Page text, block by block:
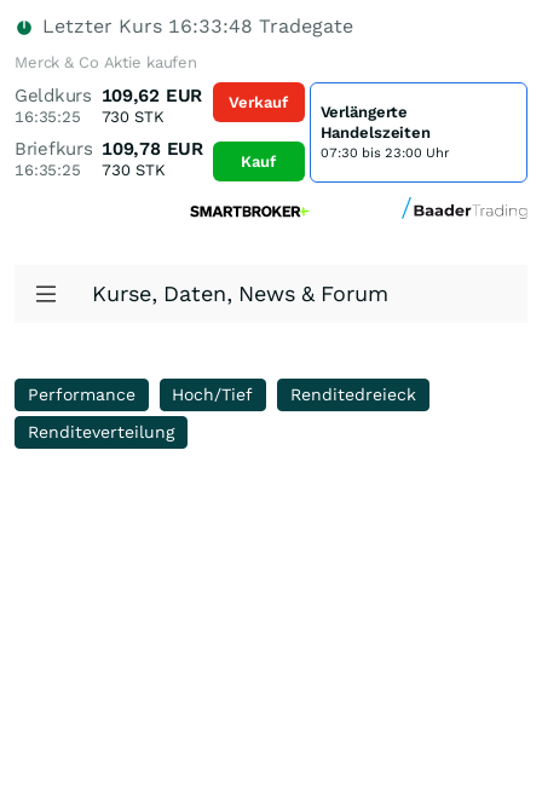
Letzter Kurs 16:33:48 Tradegate
Merck & Co Aktie kaufen
Geldkurs
16:35:25
109,62 EUR
730 STK
Briefkurs
16:35:25
109,78 EUR
730STK
Verkauf
Kauf
Verlängerte
Handelszeiten
07:30 bis 23:00 Uhr
Kurse, Daten, News & Forum
Performance Hoch/Tief
Renditedreieck
Renditeverteilung